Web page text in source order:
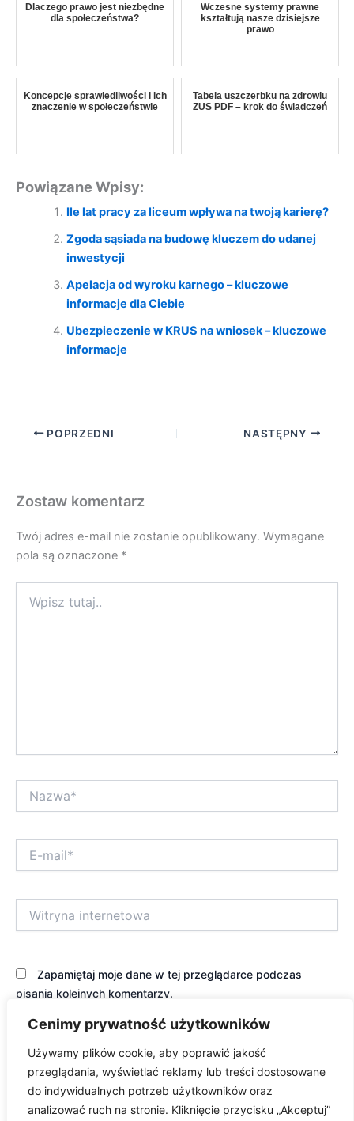
Cenimy prywatność użytkowników
Używamy plików cookie, aby poprawić jakość
przeglądania, wyświetlać reklamy lub treści dostosowane
do indywidualnych potrzeb użytkowników oraz
analizować ruch na stronie. Kliknięcie przycisku „Akceptuj”
Dlaczego prawo jest niezbędne
dla społeczeństwa?
Wczesne systemy prawne
kształtują nasze dzisiejsze
prawo
Koncepcje sprawiedliwości i ich
znaczenie w społeczeństwie
Tabela uszczerbku na zdrowiu
ZUS PDF – krok do świadczeń
Powiązane Wpisy:
Ile lat pracy za liceum wpływa na twoją karierę?
Zgoda sąsiada na budowę kluczem do udanej
inwestycji
Apelacja od wyroku karnego – kluczowe
informacje dla Ciebie
Ubezpieczenie w KRUS na wniosek – kluczowe
informacje
POPRZEDNI NASTĘPNY
Zostaw komentarz
Twój adres e-mail nie zostanie opublikowany. Wymagane
pola są oznaczone *
tutaj..
mail*
internetowa
Zapamiętaj moje dane w tej przeglądarce podczas
pisania kolejnych komentarzy.